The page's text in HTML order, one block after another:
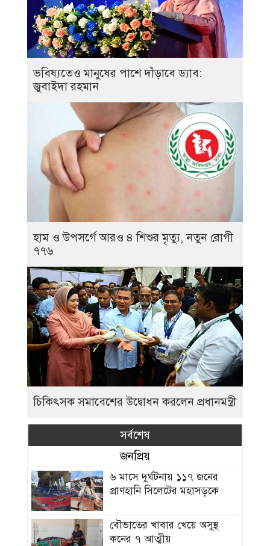
ভবিষ্যতেও মানুষের পাশে দাঁড়াবে ড্যাব:
জুবাইদা রহমান
হাম ও উপসর্গে আরও ৪ শিশুর মৃত্যু, নতুন রোগী
৭৭৬
চিকিৎসক সমাবেশের উদ্বোধন করলেন প্রধানমন্ত্রী
সর্বশেষ
জনপ্রিয়
৬ মাসে দুর্ঘটনায় ১১৭ জনের
প্রাণহানি সিলেটের মহাসড়কে
বৌভাতের খাবার খেয়ে অসুস্থ
কনের ৭ আত্মীয়